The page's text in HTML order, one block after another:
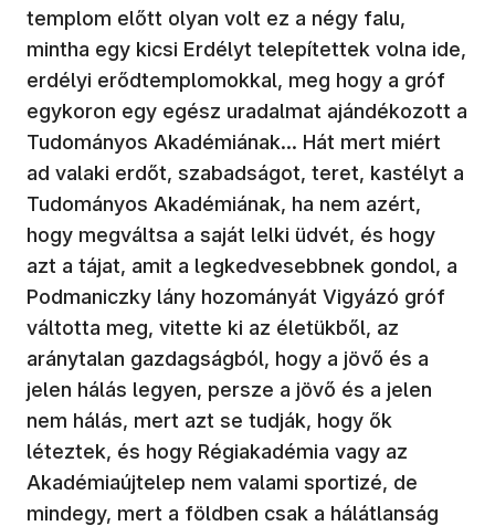
templom előtt olyan volt ez a négy falu,
mintha egy kicsi Erdélyt telepítettek volna ide,
erdélyi erődtemplomokkal, meg hogy a gróf
egykoron egy egész uradalmat ajándékozott a
Tudományos Akadémiá­nak… Hát mert miért
ad valaki erdőt, szabadságot, teret, kastélyt a
Tudományos Akadémiának, ha nem azért,
hogy megváltsa a saját lelki üdvét, és hogy
azt a tájat, amit a legkedvesebbnek gondol, a
Podmaniczky lány hozományát Vigyázó gróf
váltotta meg, vitette ki az életükből, az
aránytalan gazdagságból, hogy a jövő és a
jelen hálás legyen, persze a jövő és a jelen
nem hálás, mert azt se tudják, hogy ők
léteztek, és hogy Régiakadémia vagy az
Akadémiaújtelep nem valami sportizé, de
mindegy, mert a földben csak a hálátlanság